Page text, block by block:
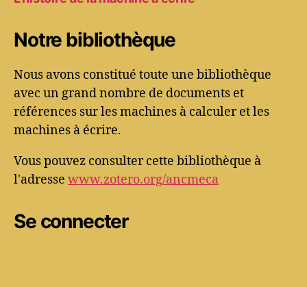
Notre bibliothèque
Nous avons constitué toute une bibliothèque
avec un grand nombre de documents et
références sur les machines à calculer et les
machines à écrire.
Vous pouvez consulter cette bibliothèque à
l'adresse www.zotero.org/ancmeca
Se connecter